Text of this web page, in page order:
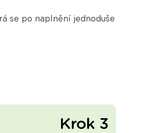
se po naplnění jednoduše
Krok 3